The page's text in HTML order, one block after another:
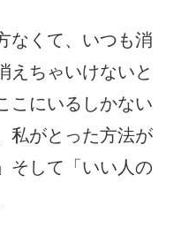
なくて、いつも消
えちゃいけないと
こにいるしかない
私がとった方法が
そして「いい人の